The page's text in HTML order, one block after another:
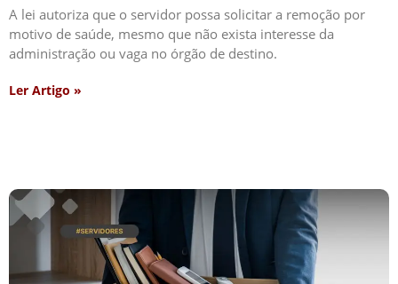
A lei autoriza que o servidor possa solicitar a remoção por
motivo de saúde, mesmo que não exista interesse da
administração ou vaga no órgão de destino.
Ler Artigo »